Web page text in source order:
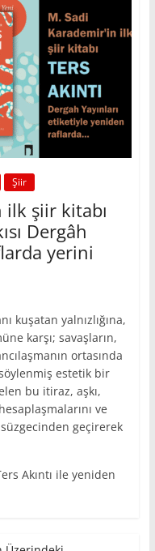
Şiir
ilk şiir kitabı
Dergâh
yerini
kuşatan yalnızlığına,
karşı; savaşların,
ortasında
estetik bir
bu itiraz, aşkı,
ve
geçirerek
Akıntı ile yeniden